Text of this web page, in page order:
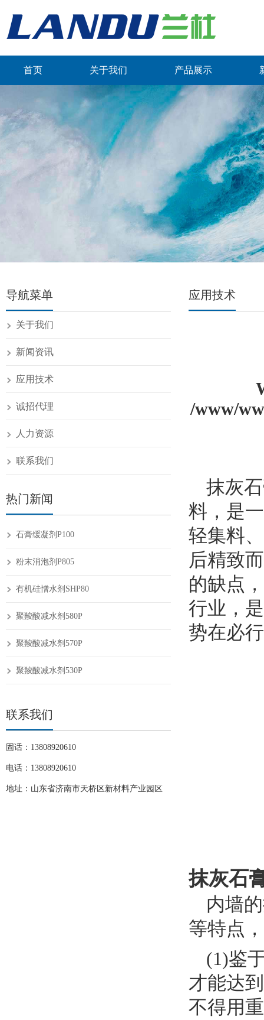
首页 关于我们 产品展示
联系我们
应用技术
/www/
抹灰
料，是
轻集料
后精致
的缺点
行业，
势在必
抹灰石
内墙
等特点
(1)鉴
才能达
不得用
导航菜单
关于我们
新闻资讯
应用技术
诚招代理
人力资源
联系我们
热门新闻
石膏缓凝剂P100
粉末消泡剂P805
有机硅憎水剂SHP80
聚羧酸减水剂580P
聚羧酸减水剂570P
聚羧酸减水剂530P
联系我们
固话：13808920610
电话：13808920610
地址：山东省济南市天桥区新材料产业园区